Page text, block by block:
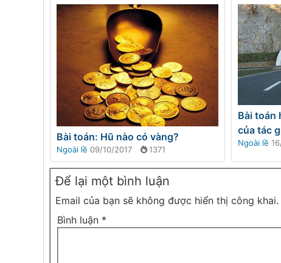
Bài toán: Hũ nào có vàng?
Ngoài lề 09/10/2017 1371
Bài toán
của tác
Ngoài lề
Để lại một bình luận
Email của bạn sẽ không được hiển thị công khai.
Bình luận *